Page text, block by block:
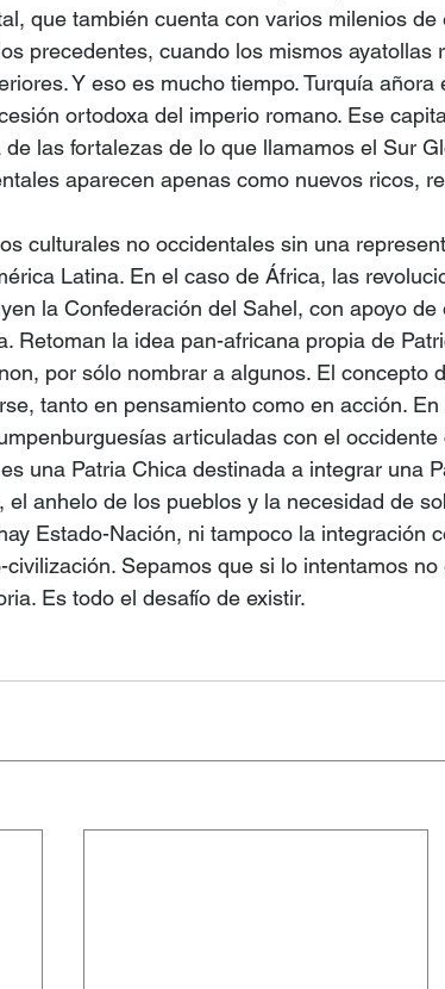
que también cuenta con varios milenios de
precedentes, cuando los mismos ayatollas
Y eso es mucho tiempo. Turquía
ortodoxa del imperio romano. Ese
las fortalezas de lo que llamamos el Sur
aparecen apenas como nuevos ricos,
culturales no occidentales sin una
Latina. En el caso de África, las
la Confederación del Sahel, con apoyo
Retoman la idea pan-africana propia de
por sólo nombrar a algunos. El concepto
tanto en pensamiento como en acción.
articuladas con el
una Patria Chica destinada a integrar una
el anhelo de los pueblos y la necesidad de
Estado-Nación, ni tampoco la integración
civilización. Sepamos que si lo intentamos
Es todo el desafío de existir.